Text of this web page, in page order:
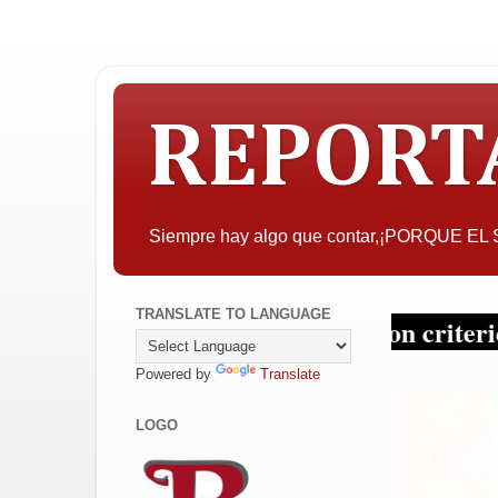
Siempre hay algo que contar,¡PORQUE
la objetividad con criterio y sin
TRANSLATE TO LANGUAGE
Powered by Translate
LOGO